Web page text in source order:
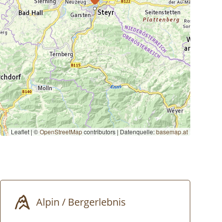
Leaflet | ©OpenStreetMapcontributors | Datenquelle:basemap.at
Alpin / Bergerlebnis